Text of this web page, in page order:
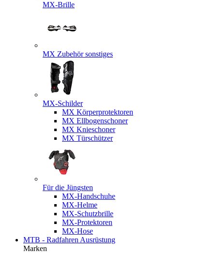
MX-Brille
MX Zubehör sonstiges
MX-Schilder
MX Körperprotektoren
MX Ellbogenschoner
MX Knieschoner
MX Türschützer
Für die Jüngsten
MX-Handschuhe
MX-Helme
MX-Schutzbrille
MX-Protektoren
MX-Hose
MTB - Radfahren Ausrüstung
Marken